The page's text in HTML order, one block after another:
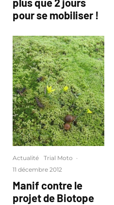
pour se mobiliser !
Actualité Trial Moto ·
11 décembre 2012
Manif contre le
projet de Biotope